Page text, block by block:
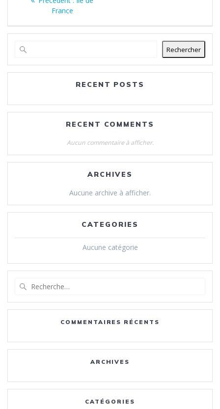
l’article
France
Rechercher
RECENT POSTS
RECENT COMMENTS
Aucun commentaire à afficher.
ARCHIVES
Aucune archive à afficher.
CATEGORIES
Aucune catégorie
:
COMMENTAIRES RÉCENTS
ARCHIVES
CATÉGORIES